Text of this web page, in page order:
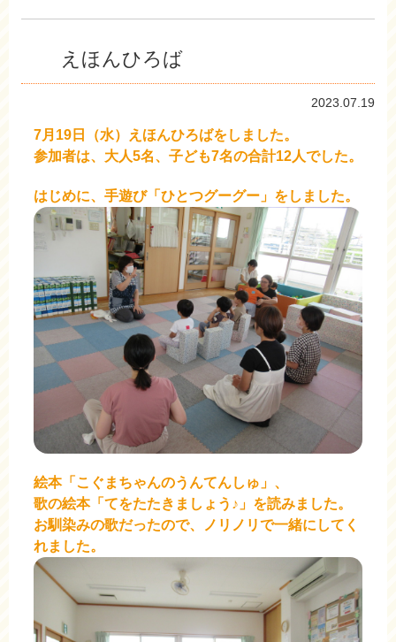
えほんひろば
2023.07.19
7月19日（水）えほんひろばをしました。
参加者は、大人5名、子ども7名の合計12人でした。
はじめに、手遊び「ひとつグーグー」をしました。
絵本「こぐまちゃんのうんてんしゅ」、
歌の絵本「てをたたきましょう♪」を読みました。
お馴染みの歌だったので、ノリノリで一緒にしてく
れました。